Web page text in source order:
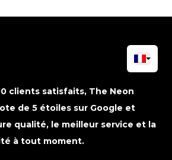
clients satisfaits, The Neon
de 5 étoiles sur Google et
qualité, le meilleur service et la
à tout moment.